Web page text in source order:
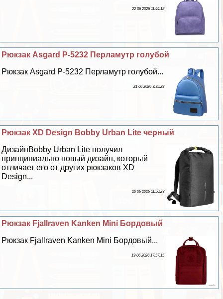
22 06 2026 11:44:18
Рюкзак Asgard Р-5232 Перламутр гoлyбой
Рюкзак Asgard Р-5232 Перламутр гoлyбой...
21 06 2026 3:35:29
Рюкзак XD Design Bobby Urban Lite черный
ДизайнBobby Urban Lite получил
принципиально новый дизайн, который
отличает его от других рюкзаков XD
Design...
20 06 2026 11:50:23
Рюкзак Fjallraven Kanken Mini Бордовый
Рюкзак Fjallraven Kanken Mini Бордовый...
19 06 2026 17:57:15